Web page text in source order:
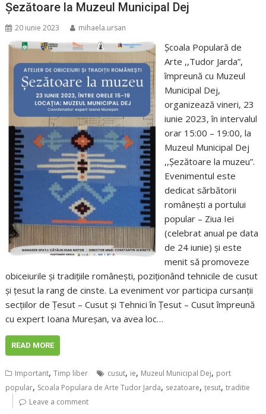
Șezătoare la Muzeul Municipal Dej
20 iunie 2023 mihaela.ursan
Școala Populară de
Arte ,,Tudor Jarda”,
împreună cu Muzeul
Municipal Dej,
organizează vineri, 23
iunie 2023, în intervalul
orar 15:00 – 19:00, la
Muzeul Municipal Dej
,,Șezătoare la muzeu”.
Evenimentul este
dedicat sărbătorii
românești a portului
popular – Ziua Iei
(celebrat anual pe data
de 24 iunie) și este
menit să promoveze
obiceiurile și tradițiile românești, poziționând tehnicile de cusut
și țesut la rang de cinste. La eveniment vor participa cursanții
secțiilor de Țesut – Cusut și Tehnici în Țesut – Cusut împreună
cu expert Ioana Mureșan, va avea loc…
READ MORE
Important,Timp liber cusut, ie, Muzeul Municipal Dej, port
popular, Scoala Populara de Arte Tudor Jarda, sezatoare,ţesut,traditie
Leave a comment